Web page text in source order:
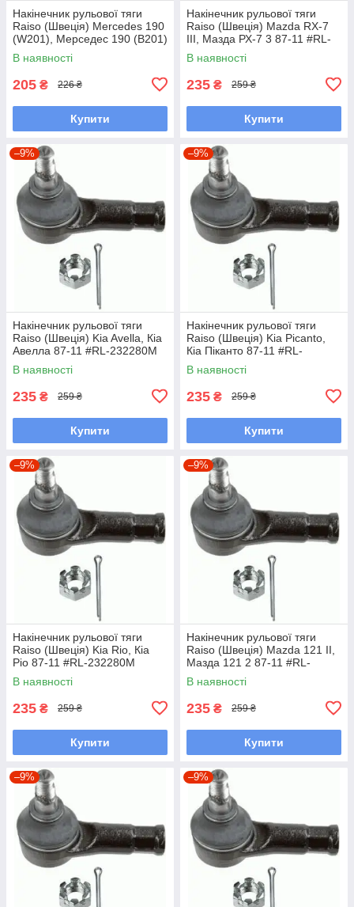
Накінечник рульової тяги
Raiso (Швеція) Mercedes 190
(W201), Мерседес 190 (В201)
82-93 #RL-338110M
UAYXAOD7
В наявності
205 ₴ 226 ₴
Купити
Накінечник рульової тяги
Raiso (Швеція) Mazda RX-7
III, Мазда РХ-7 3 87-11 #RL-
232280M UAQWNIH7
В наявності
235 ₴ 259 ₴
Купити
–9%
Накінечник рульової тяги
Raiso (Швеція) Kia Avella, Кіа
Авелла 87-11 #RL-232280M
UAYLLYW7
В наявності
235 ₴ 259 ₴
Купити
–9%
Накінечник рульової тяги
Raiso (Швеція) Kia Picanto,
Кіа Піканто 87-11 #RL-
232280M UADYWHC7
В наявності
235 ₴ 259 ₴
Купити
–9%
Накінечник рульової тяги
Raiso (Швеція) Kia Rio, Кіа
Ріо 87-11 #RL-232280M
UAKCOCW7
В наявності
235 ₴ 259 ₴
Купити
–9%
Накінечник рульової тяги
Raiso (Швеція) Mazda 121 II,
Мазда 121 2 87-11 #RL-
232280M UAKCOCW7
В наявності
235 ₴ 259 ₴
Купити
–9% –9%